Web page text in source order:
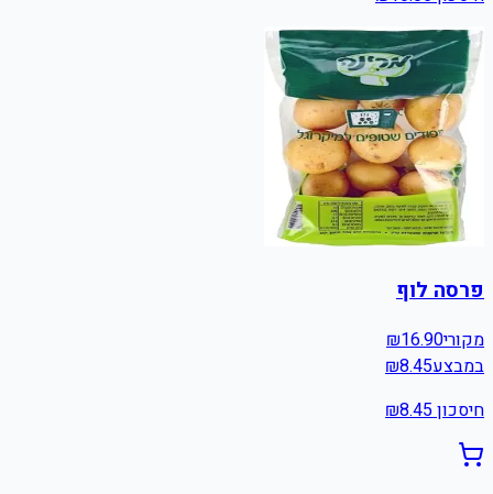
פרסה לוף
מקורי ₪16.90
במבצע
₪8.45
חיסכון ₪8.45